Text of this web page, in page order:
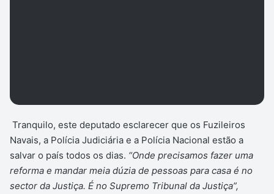
Tranquilo, este deputado esclarecer que os Fuzileiros
Navais, a Polícia Judiciária e a Polícia Nacional estão a
salvar o país todos os dias. “Onde precisamos fazer uma
reforma e mandar meia dúzia de pessoas para casa é no
sector da Justiça. É no Supremo Tribunal da Justiça”,